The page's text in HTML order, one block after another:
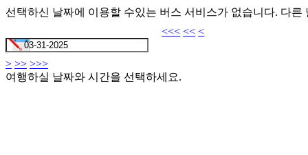
선택하신 날짜에 이용할 수있는 버스 서비스가 없습니다. 다
<<< << <
> >> >>>
여행하실 날짜와 시간을 선택하세요.